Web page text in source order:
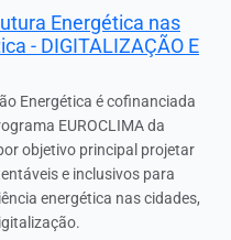
Energética nas
- DIGITALIZAÇÃO E
Energética é cofinanciada
EUROCLIMA da
objetivo principal projetar
e inclusivos para
energética nas cidades,